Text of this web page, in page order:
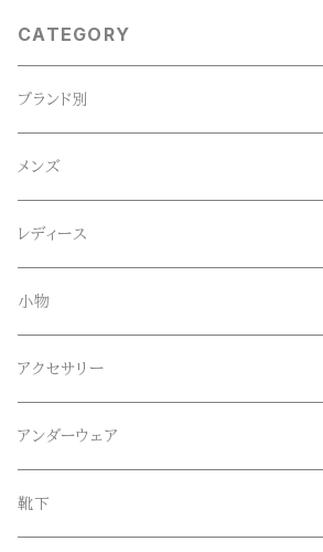
CATEGORY
ブランド別
ACE SNKR(エーススニーカー)
Anapau,Seaing,ANAPAU UG
Blundstone(ブランドストーン)
CameOne(ケイムワン)
CANDY DESIGN&WORKS(CDW)
collonil(コロニル)
メンズ
トップス
Tシャツ
ロンT
ボトムス
ロング
ショート
セットアップ
シューズ
シューズ
レディース
小物
帽子、マフラー、手袋
メガネ、サングラス
ベルト
アクセサリー
リング
ブレスレット、バングル
アンダーウェア
靴下